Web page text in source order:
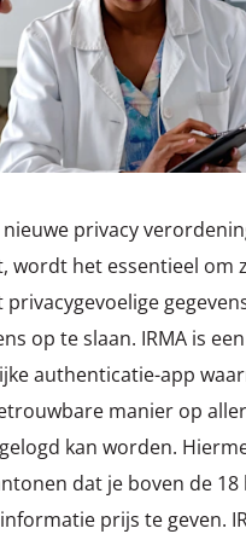
nieuwe privacy
wordt het essentieel om
op te slaan. IRMA is een
authenticatie-app
manier op
kan worden.
dat je boven de 18
prijs te geven.